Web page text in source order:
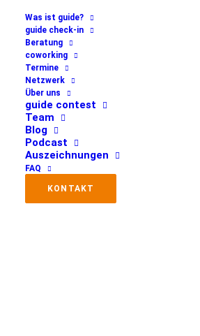
Was ist guide?
guide check-in
Beratung
coworking
Termine
Netzwerk
Über uns
guide contest
Team
Blog
Podcast
Auszeichnungen
FAQ
KONTAKT
Wie kann mir
Gründerin
(online)